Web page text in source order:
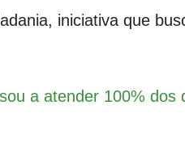
iniciativa que
a atender 100% dos